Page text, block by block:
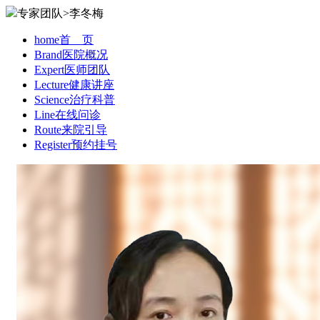
专家团队>李冬梅
home首 页
Brand医院概况
Expert医师团队
Lecture健康讲座
Science治疗科普
Line在线问诊
Route来院引导
Register预约挂号